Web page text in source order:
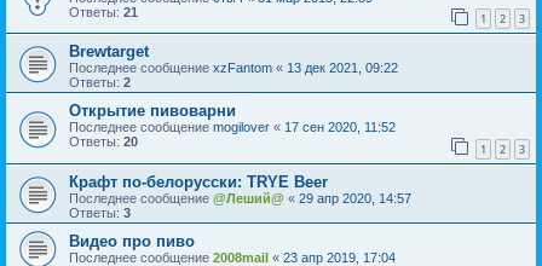
Ответы: 21 1 2 3
Brewtarget
Последнее сообщение xzFantom « 13 дек 2021, 09:22
Ответы: 2
Открытие пивоварни
Последнее сообщение mogilover « 17 сен 2020, 11:52
Ответы: 20 1 2 3
Крафт по-белорусски: TRYE Beer
Последнее сообщение @Леший@ « 29 апр 2020, 14:57
Ответы: 3
Видео про пиво
Последнее сообщение 2008mail « 23 апр 2019, 17:04